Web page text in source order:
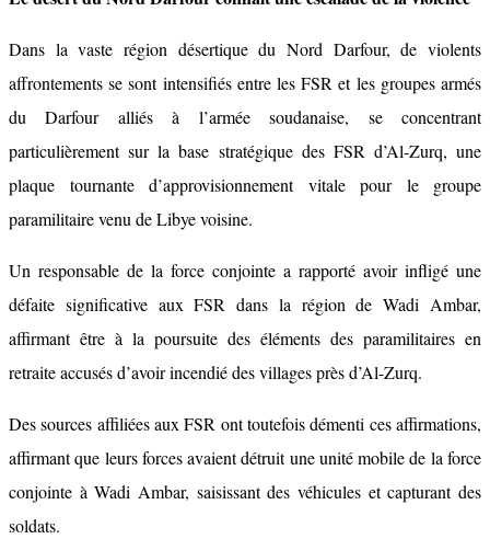
Dans la vaste région désertique du Nord Darfour, de violents
affrontements se sont intensifiés entre les FSR et les groupes armés
du Darfour alliés à l’armée soudanaise, se concentrant
particulièrement sur la base stratégique des FSR d’Al-Zurq, une
plaque tournante d’approvisionnement vitale pour le groupe
paramilitaire venu de Libye voisine.
Un responsable de la force conjointe a rapporté avoir infligé une
défaite significative aux FSR dans la région de Wadi Ambar,
affirmant être à la poursuite des éléments des paramilitaires en
retraite accusés d’avoir incendié des villages près d’Al-Zurq.
Des sources affiliées aux FSR ont toutefois démenti ces affirmations,
affirmant que leurs forces avaient détruit une unité mobile de la force
conjointe à Wadi Ambar, saisissant des véhicules et capturant des
soldats.